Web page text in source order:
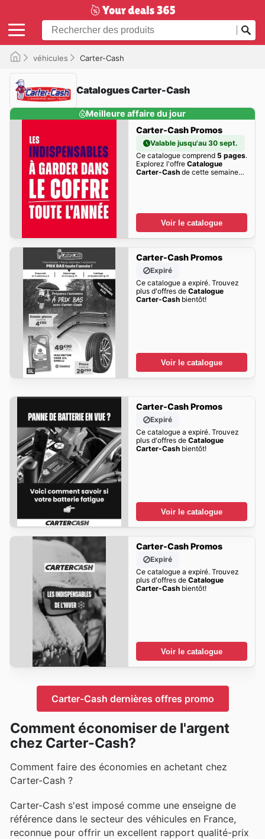
véhicules Carter-Cash
Catalogues Carter-Cash
Meilleure affaire du jour
Carter-Cash Promos
Valable jusqu'au 30 sept.
Ce catalogue comprend 5 pages.
Explorez l'offre Catalogue
Carter-Cashde cette semaine
Voir le catalogue
Carter-Cash Promos
Expiré
Ce catalogue a expiré. Trouvez
plus d'offres de Catalogue
Carter-Cashbientôt!
Voir le catalogue
Carter-Cash Promos
Expiré
Ce catalogue a expiré. Trouvez
plus d'offres de Catalogue
Carter-Cashbientôt!
Voir le catalogue
Carter-Cash Promos
Expiré
Ce catalogue a expiré. Trouvez
plus d'offres de Catalogue
Carter-Cashbientôt!
Voir le catalogue
Carter-Cash dernières offres promo
Comment économiser de l'argent
chez Carter-Cash?
Comment faire des économies en achetant chez
Carter-Cash ?
Carter-Cash s'est imposé comme une enseigne de
référence dans le secteur des véhicules en France,
reconnue pour offrir un excellent rapport qualité-prix